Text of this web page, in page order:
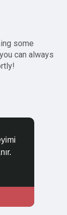
some
can always